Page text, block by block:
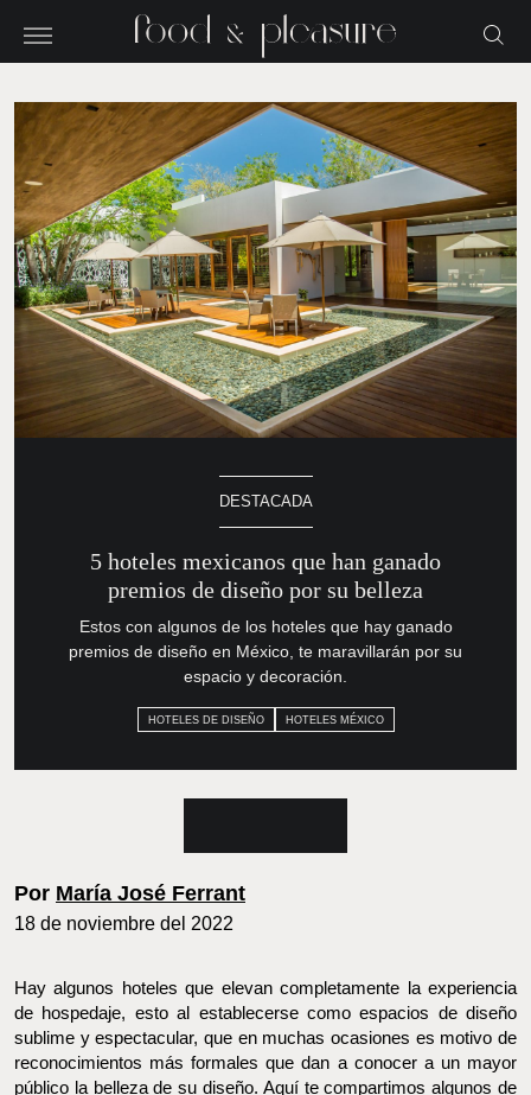
DESTACADA
5 hoteles mexicanos que han
ganado premios de diseño por su
belleza
Estos con algunos de los hoteles que hay ganado premios
de diseño en México, te maravillarán por su espacio y
decoración.
PorMaría José Ferrant
Hay algunos hoteles que elevan completamente la experiencia
de hospedaje, esto al establecerse como espacios de diseño
sublime y espectacular, que en muchas ocasiones es motivo de
reconocimientos más formales que dan a conocer a un mayor